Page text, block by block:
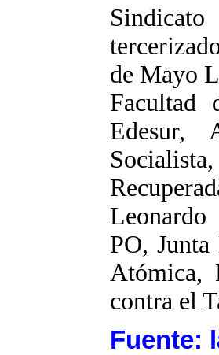
de Mayo
Facultad
Edesur,
PO,
Atómica,
contra el
Fuente: